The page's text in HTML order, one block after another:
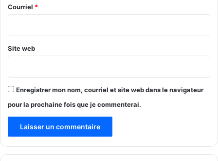
e
Courriel *
Site web
Enregistrer mon nom, courriel et site web dans le navigateur
pour la prochaine fois que je commenterai.